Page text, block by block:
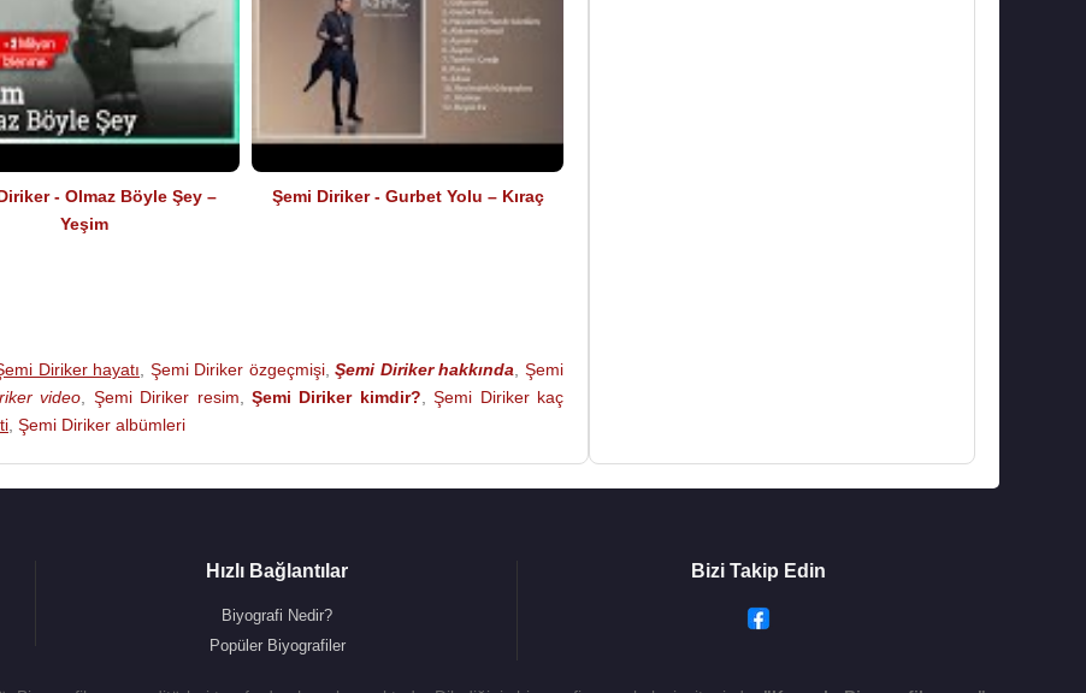
- Olmaz Böyle Şey –
Yeşim
Şemi Diriker - Gurbet Yolu – Kıraç
Diriker hayatı, Şemi Diriker özgeçmişi,Şemi Diriker hakkında, Şemi
video, Şemi Diriker resim, Şemi Diriker kimdir?,Şemi Diriker kaç
, Şemi Diriker albümleri
Hızlı Bağlantılar
Biyografi Nedir?
Popüler Biyografiler
Bizi Takip Edin